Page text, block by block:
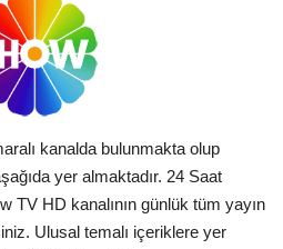
kanalda bulunmakta olup
yer almaktadır. 24 Saat
TV HD kanalının günlük tüm yayın
Ulusal temalı içeriklere yer